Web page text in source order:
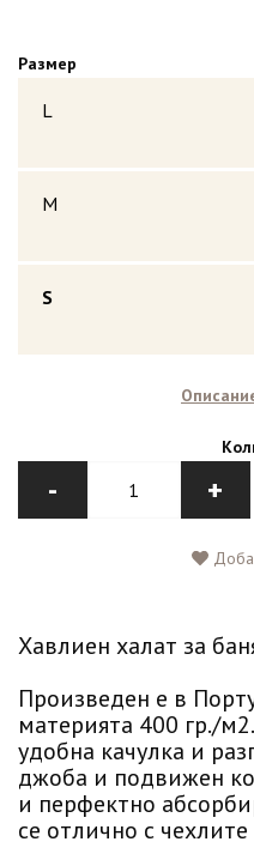
Размер
L
M
S
- +
Хавлиен халат за
Произведен е в
материята 400 гр./
удобна качулка и
джоба и подвижен
и перфектно
се отлично с чехлите